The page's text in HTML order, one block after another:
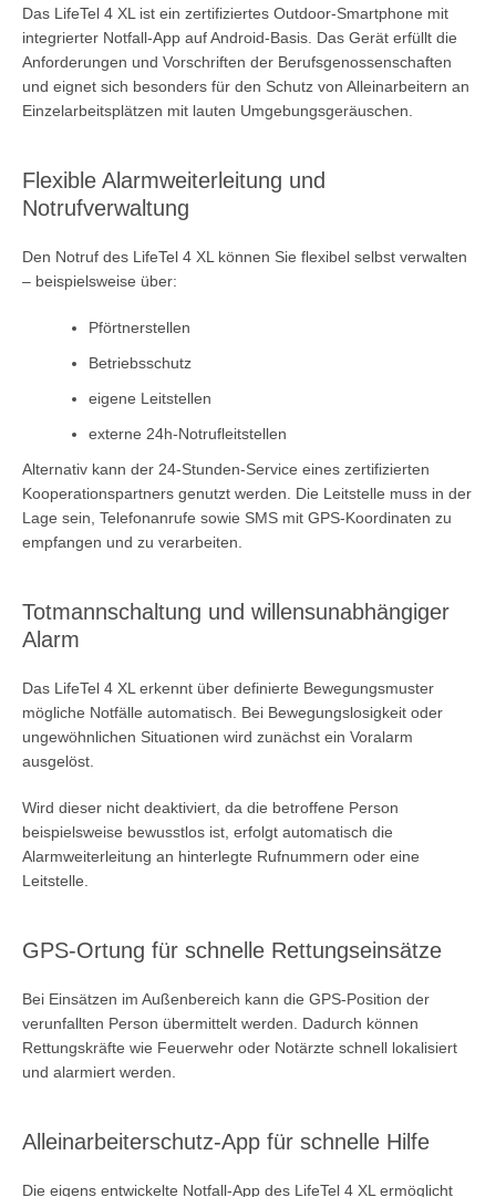
SUCHEN
Das LifeTel 4 XL ist ein zertifiziertes Outdoor-Smartphone mit
integrierter Notfall-App auf Android-Basis. Das Gerät erfüllt die
Anforderungen und Vorschriften der Berufsgenossenschaften
und eignet sich besonders für den Schutz von Alleinarbeitern an
Einzelarbeitsplätzen mit lauten Umgebungsgeräuschen.
Flexible Alarmweiterleitung und
Notrufverwaltung
Den Notruf des LifeTel 4 XL können Sie flexibel selbst verwalten
– beispielsweise über:
Pförtnerstellen
Betriebsschutz
eigene Leitstellen
externe 24h-Notrufleitstellen
Alternativ kann der 24-Stunden-Service eines zertifizierten
Kooperationspartners genutzt werden. Die Leitstelle muss in der
Lage sein, Telefonanrufe sowie SMS mit GPS-Koordinaten zu
empfangen und zu verarbeiten.
Totmannschaltung und willensunabhängiger
Alarm
Das LifeTel 4 XL erkennt über definierte Bewegungsmuster
mögliche Notfälle automatisch. Bei Bewegungslosigkeit oder
ungewöhnlichen Situationen wird zunächst ein Voralarm
ausgelöst.
Wird dieser nicht deaktiviert, da die betroffene Person
beispielsweise bewusstlos ist, erfolgt automatisch die
Alarmweiterleitung an hinterlegte Rufnummern oder eine
Leitstelle.
GPS-Ortung für schnelle Rettungseinsätze
Bei Einsätzen im Außenbereich kann die GPS-Position der
verunfallten Person übermittelt werden. Dadurch können
Rettungskräfte wie Feuerwehr oder Notärzte schnell lokalisiert
und alarmiert werden.
Alleinarbeiterschutz-App für schnelle Hilfe
Die eigens entwickelte Notfall-App des LifeTel 4 XL ermöglicht